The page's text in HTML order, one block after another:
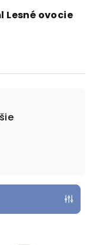
Lesné ovocie